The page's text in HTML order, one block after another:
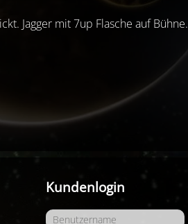
Jagger mit 7up Flasche auf Bühne.
Kundenlogin